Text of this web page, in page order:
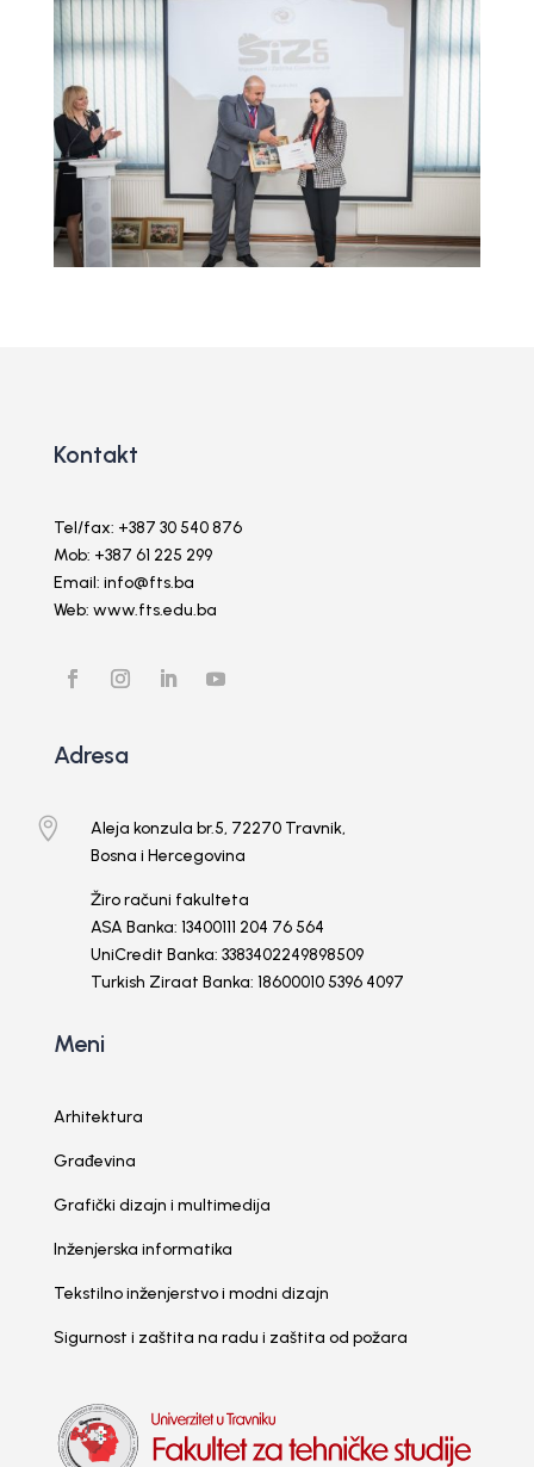
Kontakt
Tel/fax: +387 30 540 876
Mob: +387 61 225 299
Email: info@fts.ba
Web: www.fts.edu.ba
Adresa

Aleja konzula br.5, 72270 Travnik,
Bosna i Hercegovina
Žiro računi fakulteta
ASA Banka: 13400111 204 76 564
UniCredit Banka: 3383402249898509
Turkish Ziraat Banka: 18600010 5396 4097
Meni
Arhitektura
Građevina
Grafički dizajn i multimedija
Inženjerska informatika
Tekstilno inženjerstvo i modni dizajn
Sigurnost i zaštita na radu i zaštita od požara